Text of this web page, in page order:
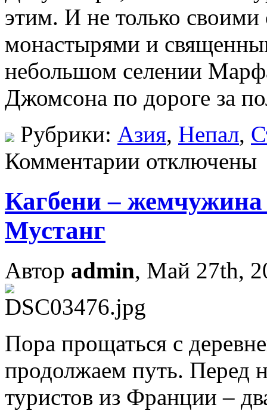
этим. И не только
монастырями и
небольшом селении
Джомсона по дороге за
Рубрики: Азия, Непал,
Комментарии отключены
Кагбени – жемчужина
Мустанг
Автор admin, Май 27th,
Пора прощаться с
продолжаем путь. Перед
туристов из Франции –